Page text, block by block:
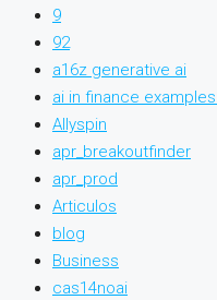
9
92
a16z generative ai
ai in finance examples
Allyspin
apr_breakoutfinder
apr_prod
Articulos
blog
Business
cas14noai